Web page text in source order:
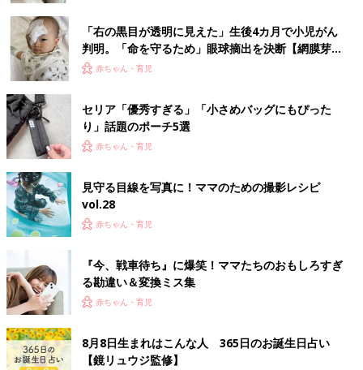
「右の黒目が透明に見えた」生後4カ月で小児がん
判明。「命を守るため」眼球摘出を決断【網膜芽細
胞腫】
赤ちゃん・育児
セリア「優秀すぎる」「小さめバッグにもぴった
り」話題のポーチ5選
赤ちゃん・育児
見守る目線を写真に！ママのための撮影レシピ
vol.28
赤ちゃん・育児
『今、戦車待ち』に爆笑！ママたちのおもしろすぎ
る勘違い＆変換ミス集
赤ちゃん・育児
8月8日生まれはこんな人 365日のお誕生日占い
【鏡リュウジ監修】